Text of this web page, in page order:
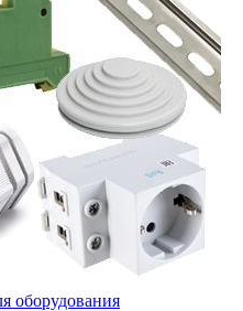
оборудования